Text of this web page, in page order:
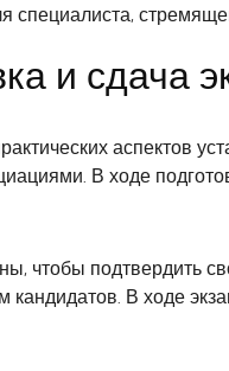
и сдача
аспектов
В ходе
чтобы подтвердить
В ходе